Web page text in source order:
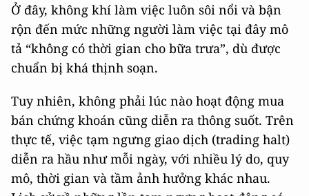
Ở đây, không khí làm việc luôn sôi nổi và bận
rộn đến mức những người làm việc tại đây mô
tả “không có thời gian cho bữa trưa”, dù được
chuẩn bị khá thịnh soạn.
Tuy nhiên, không phải lúc nào hoạt động mua
bán chứng khoán cũng diễn ra thông suốt. Trên
thực tế, việc tạm ngưng giao dịch (trading halt)
diễn ra hầu như mỗi ngày, với nhiều lý do, quy
mô, thời gian và tầm ảnh hưởng khác nhau.